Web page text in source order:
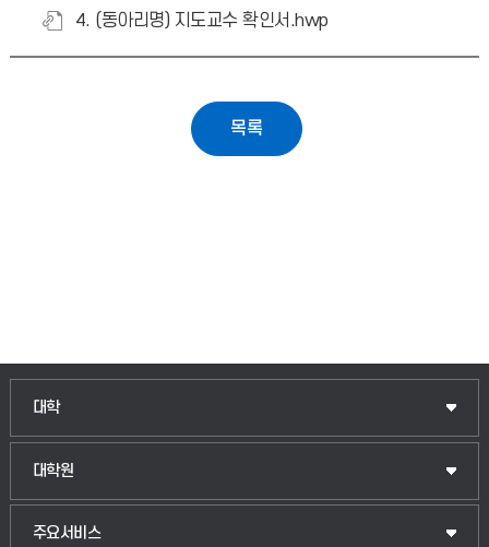
4. (동아리명) 지도교수 확인서.hwp
대학
인문융합공공인재학부
법경영학부
대학원
일반대학원
산업대학원
주요서비스
입학안내